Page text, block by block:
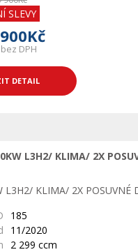
SLEVY
DPH
DETAIL
L3H2/ KLIMA/ 2X
185
11/2020
2 299 ccm